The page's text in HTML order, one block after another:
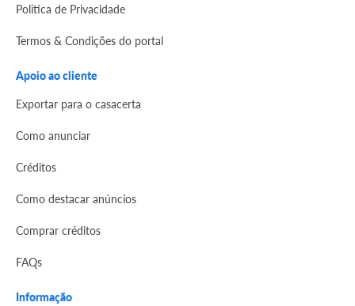
Politica de Privacidade
Termos & Condições do portal
Apoio ao cliente
Exportar para o casacerta
Como anunciar
Créditos
Como destacar anúncios
Comprar créditos
FAQs
Informação